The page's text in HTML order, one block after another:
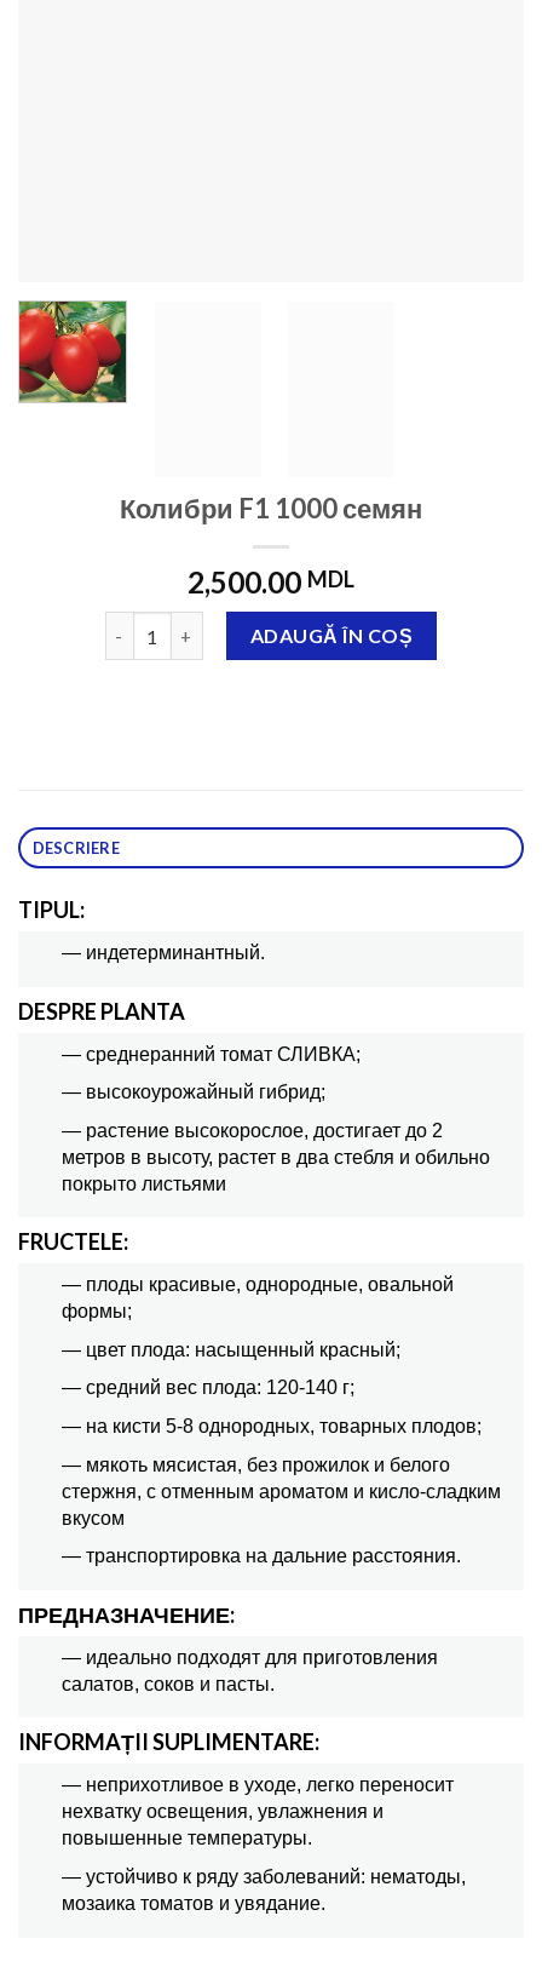
Колибри F1 1000 семян
2,500.00 MDL
Cantitate Колибри F1 1000 семян
ADAUGĂ ÎN COȘ
DESCRIERE
TIPUL:
— индетерминантный.
DESPRE PLANTA
— среднеранний томат СЛИВКА;
— высокоурожайный гибрид;
— растение высокорослое, достигает до 2
метров в высоту, растет в два стебля и обильно
покрыто листьями
FRUCTELE:
— плоды красивые, однородные, овальной
формы;
— цвет плода: насыщенный красный;
— средний вес плода: 120-140 г;
— на кисти 5-8 однородных, товарных плодов;
— мякоть мясистая, без прожилок и белого
стержня, с отменным ароматом и кисло-сладким
вкусом
— транспортировка на дальние расстояния.
ПРЕДНАЗНАЧЕНИЕ:
— идеально подходят для приготовления
салатов, соков и пасты.
INFORMAȚII SUPLIMENTARE:
— неприхотливое в уходе, легко переносит
нехватку освещения, увлажнения и
повышенные температуры.
— устойчиво к ряду заболеваний: нематоды,
мозаика томатов и увядание.